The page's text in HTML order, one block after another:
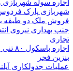
اجاره سوله
شهربازی پارک فردوس به
جنب بهداری نیروی
تجاری
بنزین فجر
عملیات جدولکاری